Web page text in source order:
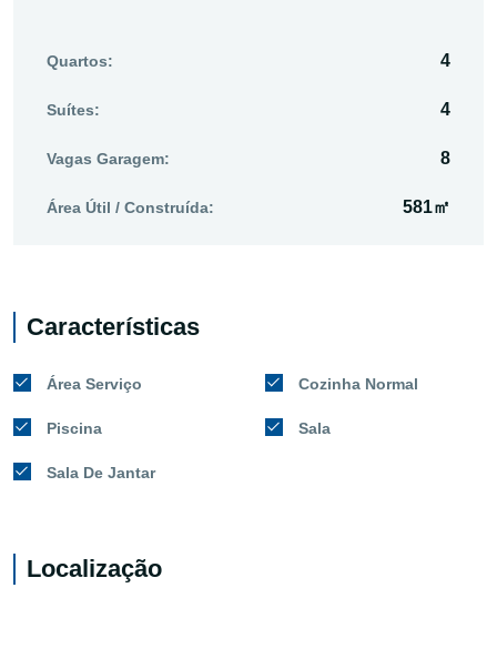
Quartos: 4
Suítes: 4
Vagas Garagem: 8
Área Útil / Construída: 581㎡
Características
Área Serviço Cozinha Normal
Piscina Sala
Sala De Jantar
Localização